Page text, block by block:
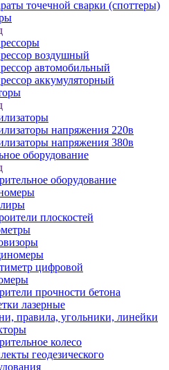
точечной сварки (споттеры)
воздушный
автомобильный
аккумуляторный
напряжения 220в
напряжения 380в
оборудование
оборудование
плоскостей
цифровой
прочности бетона
лазерные
правила, угольники, линейки
колесо
геодезического